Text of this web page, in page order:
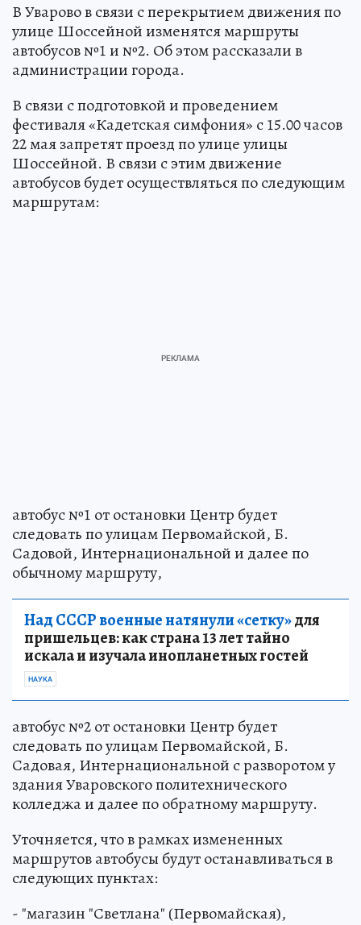
В Уварово в связи с перекрытием движения по
улице Шоссейной изменятся маршруты
автобусов №1 и №2. Об этом рассказали в
администрации города.
В связи с подготовкой и проведением
фестиваля «Кадетская симфония» с 15.00 часов
22 мая запретят проезд по улице улицы
Шоссейной. В связи с этим движение
автобусов будет осуществляться по следующим
маршрутам:
автобус №1 от остановки Центр будет
следовать по улицам Первомайской, Б.
Садовой, Интернациональной и далее по
обычному маршруту,
Над СССР военные натянули «сетку»для
пришельцев: как страна 13 лет тайно
искала и изучала инопланетных гостей
НАУКА
автобус №2 от остановки Центр будет
следовать по улицам Первомайской, Б.
Садовая, Интернациональной с разворотом у
здания Уваровского политехнического
колледжа и далее по обратному маршруту.
Уточняется, что в рамках измененных
маршрутов автобусы будут останавливаться в
следующих пунктах:
- "магазин "Светлана" (Первомайская),